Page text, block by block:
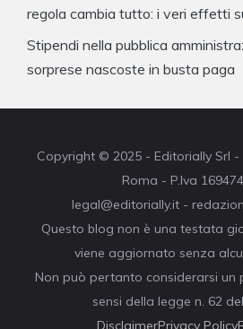
regola cambia tutto: i veri effetti
Stipendi nella pubblica
sorprese nascoste in busta paga
Copyright © 2025 - Editorially Srl -
Roma - P.Iva
legal@editorially.it -
Questo blog non è una testata
viene aggiornato senza
Non può pertanto considerarsi
sensi della legge n. 62